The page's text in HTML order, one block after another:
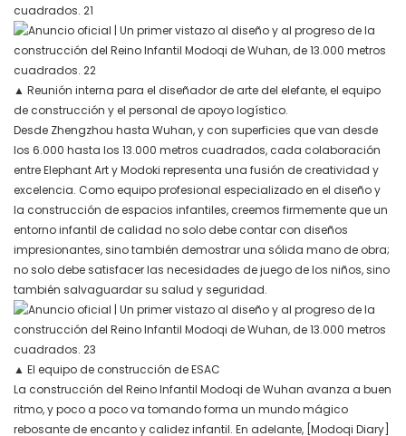
▲ Reunión interna para el diseñador de arte del elefante, el equipo
de construcción y el personal de apoyo logístico.
Desde Zhengzhou hasta Wuhan, y con superficies que van desde
los 6.000 hasta los 13.000 metros cuadrados, cada colaboración
entre Elephant Art y Modoki representa una fusión de creatividad y
excelencia. Como equipo profesional especializado en el diseño y
la construcción de espacios infantiles, creemos firmemente que un
entorno infantil de calidad no solo debe contar con diseños
impresionantes, sino también demostrar una sólida mano de obra;
no solo debe satisfacer las necesidades de juego de los niños, sino
también salvaguardar su salud y seguridad.
▲ El equipo de construcción de ESAC
La construcción del Reino Infantil Modoqi de Wuhan avanza a buen
ritmo, y poco a poco va tomando forma un mundo mágico
rebosante de encanto y calidez infantil. En adelante, [Modoqi Diary]